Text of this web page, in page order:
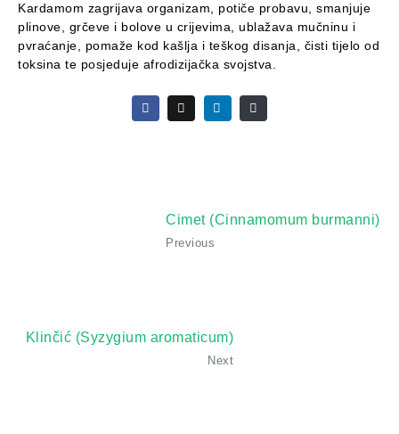
Kardamom zagrijava organizam, potiče probavu, smanjuje
plinove, grčeve i bolove u crijevima, ublažava mučninu i
pvraćanje, pomaže kod kašlja i teškog disanja, čisti tijelo od
toksina te posjeduje afrodizijačka svojstva.
Cimet (Cinnamomum burmanni)
Previous
Klinčić (Syzygium aromaticum)
Next